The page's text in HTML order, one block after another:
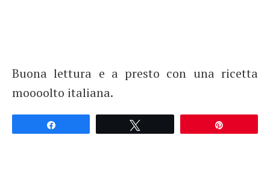
Buona lettura e a presto con una ricetta
moooolto italiana.